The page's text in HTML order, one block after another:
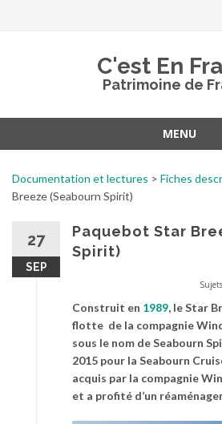
C'est En
Patrimoine de
MENU
contenu
Documentation et lectures > Fiches
Breeze (Seabourn Spirit)
27
SEP
Paquebot Star
Spirit)
Construit en 1989, le Star
flotte de la compagnie
sous le nom de Seabourn
2015 pour la Seabourn
acquis par la compagnie
et a profité d’un